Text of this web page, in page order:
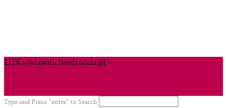
LUX.wydawnictwofronda.pl
Type and Press “enter” to Search